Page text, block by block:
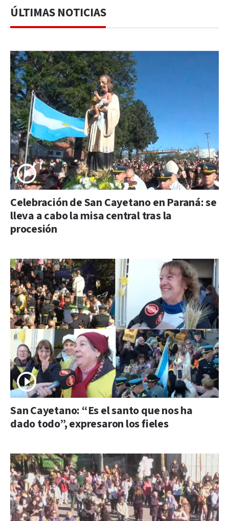
ÚLTIMAS NOTICIAS
Celebración de San Cayetano en Paraná: se
lleva a cabo la misa central tras la
procesión
San Cayetano: “Es el santo que nos ha
dado todo”, expresaron los fieles